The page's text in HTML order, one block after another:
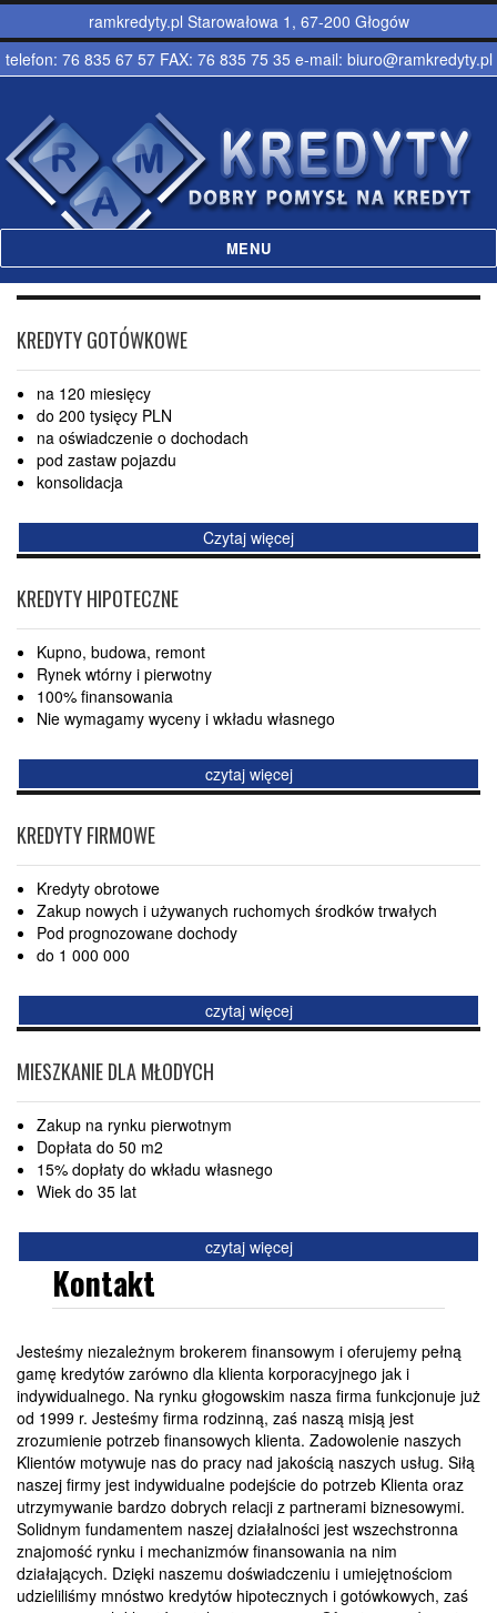
ramkredyty.pl Starowałowa 1, 67-200 Głogów
telefon: 76 835 67 57 FAX: 76 835 75 35 e-mail: biuro@ramkredyty.pl
Ramkredyty – Kredyty hipoteczne,
gotówkowe Głogów
MENU
KREDYTY GOTÓWKOWE
na 120 miesięcy
do 200 tysięcy PLN
na oświadczenie o dochodach
pod zastaw pojazdu
konsolidacja
Czytaj więcej
KREDYTY HIPOTECZNE
Kupno, budowa, remont
Rynek wtórny i pierwotny
100% finansowania
Nie wymagamy wyceny i wkładu własnego
czytaj więcej
KREDYTY FIRMOWE
Kredyty obrotowe
Zakup nowych i używanych ruchomych środków trwałych
Pod prognozowane dochody
do 1 000 000
czytaj więcej
MIESZKANIE DLA MŁODYCH
Zakup na rynku pierwotnym
Dopłata do 50 m2
15% dopłaty do wkładu własnego
Wiek do 35 lat
czytaj więcej
Kontakt
Jesteśmy niezależnym brokerem finansowym i oferujemy pełną
gamę kredytów zarówno dla klienta korporacyjnego jak i
indywidualnego. Na rynku głogowskim nasza firma funkcjonuje już
od 1999 r. Jesteśmy firma rodzinną, zaś naszą misją jest
zrozumienie potrzeb finansowych klienta. Zadowolenie naszych
Klientów motywuje nas do pracy nad jakością naszych usług. Siłą
naszej firmy jest indywidualne podejście do potrzeb Klienta oraz
utrzymywanie bardzo dobrych relacji z partnerami biznesowymi.
Solidnym fundamentem naszej działalności jest wszechstronna
znajomość rynku i mechanizmów finansowania na nim
działających. Dzięki naszemu doświadczeniu i umiejętnościom
udzieliliśmy mnóstwo kredytów hipotecznych i gotówkowych, zaś